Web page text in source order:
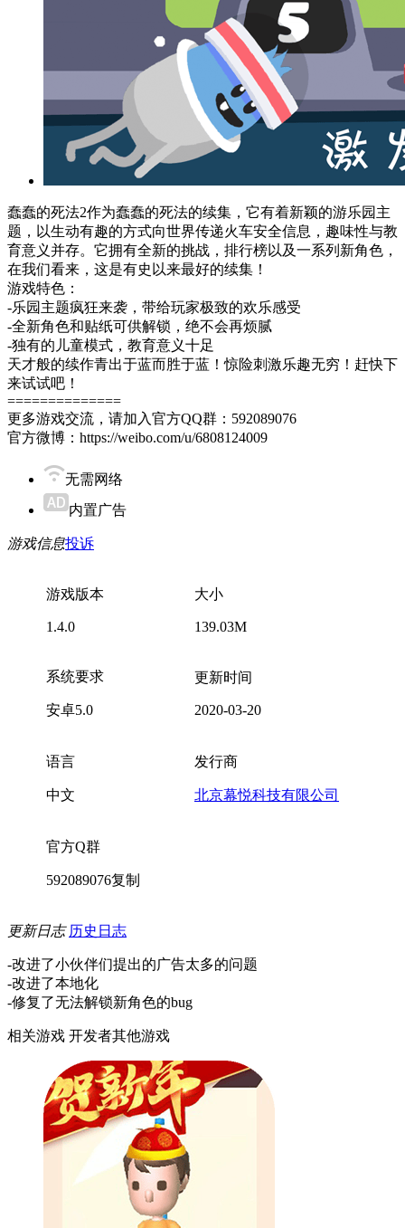
蠢蠢的死法2作为蠢蠢的死法的续集，它有着新颖的游乐园主
题，以生动有趣的方式向世界传递火车安全信息，趣味性与教
育意义并存。它拥有全新的挑战，排行榜以及一系列新角色，
在我们看来，这是有史以来最好的续集！
游戏特色：
-乐园主题疯狂来袭，带给玩家极致的欢乐感受
-全新角色和贴纸可供解锁，绝不会再烦腻
-独有的儿童模式，教育意义十足
天才般的续作青出于蓝而胜于蓝！惊险刺激乐趣无穷！赶快下
来试试吧！
==============
更多游戏交流，请加入官方QQ群：592089076
官方微博：https://weibo.com/u/6808124009
无需网络
内置广告
游戏信息投诉
游戏版本
1.4.0
大小
139.03M
系统要求
安卓5.0
更新时间
2020-03-20
语言
中文
发行商
北京幕悦科技有限公司
官方Q群
592089076复制
更新日志 历史日志
-改进了小伙伴们提出的广告太多的问题
-改进了本地化
-修复了无法解锁新角色的bug
相关游戏 开发者其他游戏